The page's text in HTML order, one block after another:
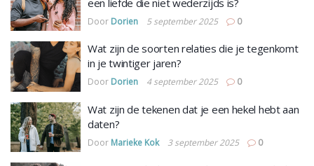
Door Dorien 5 september 2025 0
Wat zijn de soorten relaties die je tegenkomt
in je twintiger jaren?
Door Dorien 4 september 2025 0
Wat zijn de tekenen dat je een hekel hebt aan
daten?
Door Marieke Kok 3 september 2025 0